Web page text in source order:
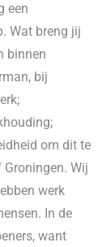
een
Wat breng jij
binnen
bij
om dit te
Wij
werk
In de
want